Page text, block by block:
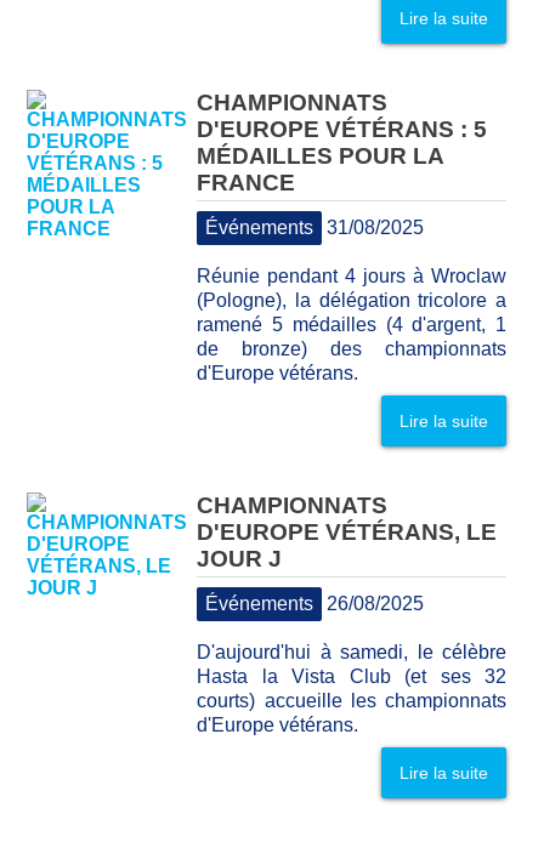
Lire la suite
CHAMPIONNATS
D'EUROPE VÉTÉRANS : 5
MÉDAILLES POUR LA
FRANCE
Événements 31/08/2025
Réunie pendant 4 jours à Wroclaw
(Pologne), la délégation tricolore a
ramené 5 médailles (4 d'argent, 1
de bronze) des championnats
d'Europe vétérans.
Lire la suite
CHAMPIONNATS
D'EUROPE VÉTÉRANS, LE
JOUR J
Événements 26/08/2025
D'aujourd'hui à samedi, le célèbre
Hasta la Vista Club (et ses 32
courts) accueille les championnats
d'Europe vétérans.
Lire la suite